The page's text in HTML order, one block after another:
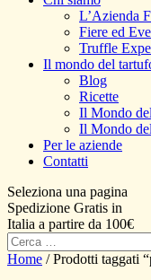
L’Azienda
Fiere ed
Truffle
Il mondo del
Blog
Ricette
Il Mondo
Il Mondo
Per le aziende
Contatti
Seleziona una pagina
Spedizione Gratis in
Italia a partire da 100€
Home / Prodotti taggati